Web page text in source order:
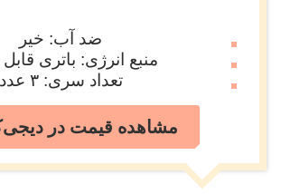
ضد آب: خیر
منبع انرژی: باتری
تعداد سری: ۳ عدد
مشاهده قیمت در